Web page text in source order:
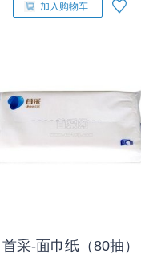
加入购物车
首采-面巾纸（80抽）